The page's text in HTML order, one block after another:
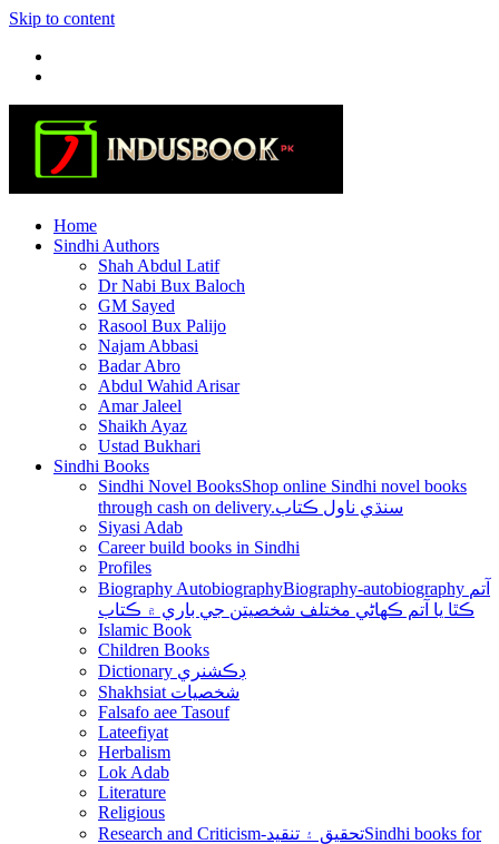
Skip to content
Home
Sindhi Authors
Shah Abdul Latif
Dr Nabi Bux Baloch
GM Sayed
Rasool Bux Palijo
Najam Abbasi
Badar Abro
Abdul Wahid Arisar
Amar Jaleel
Shaikh Ayaz
Ustad Bukhari
Sindhi Books
Sindhi Novel BooksShop online Sindhi novel books
through cash on delivery.سنڌي ناول ڪتاب
Siyasi Adab
Career build books in Sindhi
Profiles
Biography AutobiographyBiography-autobiography آتم
ڪٿا يا آتم ڪھاڻي مختلف شخصيتن جي باري ۾ ڪتاب
Islamic Book
Children Books
Dictionary ڊڪشنري
Shakhsiat شخصيات
Falsafo aee Tasouf
Lateefiyat
Herbalism
Lok Adab
Literature
Religious
Research and Criticism-تحقيق ۽ تنقيدSindhi books for